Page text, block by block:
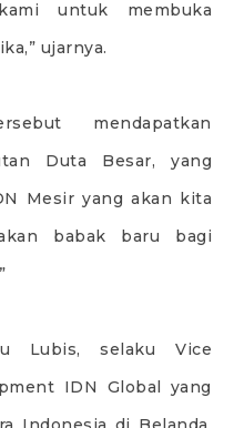
untuk membuka
ujarnya.
mendapatkan
Duta Besar, yang
Mesir yang akan kita
babak baru bagi
Lubis, selaku Vice
IDN Global yang